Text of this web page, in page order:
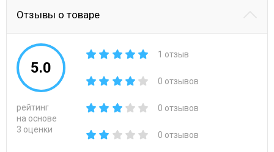
Отзывы о товаре
5.0
рейтинг
на основе
3 оценки
1 отзыв
0 отзывов
0 отзывов
0 отзывов